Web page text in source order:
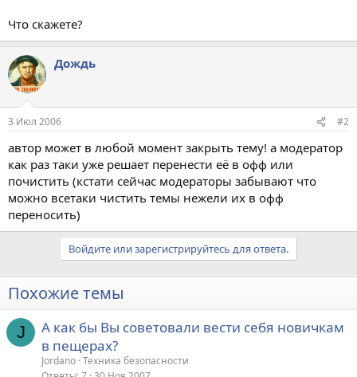
Что скажете?
Дождь
3 Июл 2006 #2
автор может в любой момент закрыть тему! а модератор
как раз таки уже решает перенести её в офф или
почистить (кстати сейчас модераторы забывают что
можно всетаки чистить темы нежели их в офф
переносить)
Войдите или зарегистрируйтесь для ответа.
Похожие темы
J
А как бы Вы советовали вести себя новичкам
в пещерах?
Jordano Техника безопасности